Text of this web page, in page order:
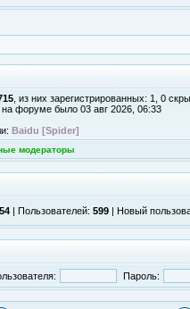
, из них зарегистрированных: 1, 0
на форуме было 03 авг 2026, 06:33
Baidu [Spider]
модераторы
| Пользователей: 599 | Новый
Пароль: